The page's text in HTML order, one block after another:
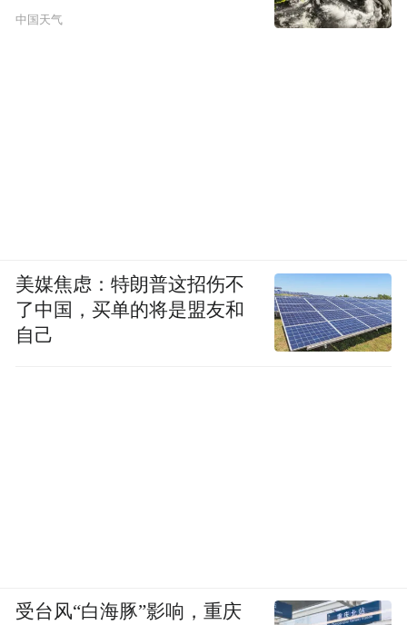
中国天气
美媒焦虑：特朗普这招伤不
了中国，买单的将是盟友和
自己
受台风“白海豚”影响，重庆